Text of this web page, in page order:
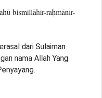
bismillāhir-raḥmānir-
dari Sulaiman
nama Allah Yang